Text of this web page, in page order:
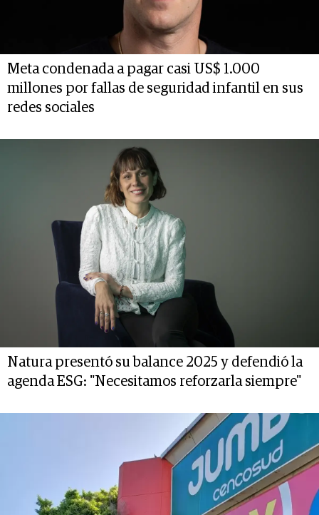
Meta condenada a pagar casi US$ 1.000
millones por fallas de seguridad infantil en sus
redes sociales
Natura presentó su balance 2025 y defendió la
agenda ESG: "Necesitamos reforzarla siempre"